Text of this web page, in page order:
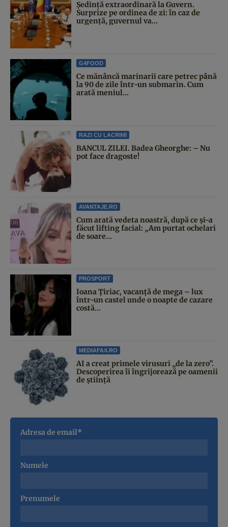
Şedinţă extraordinară la Guvern.
Surprize pe ordinea de zi: în caz de
urgență, guvernul va...
G4FOOD
Ce mănâncă marinarii care petrec până
la 90 de zile într-un submarin. Cum
arată meniul...
RAZI CU LACRIMI
BANCUL ZILEI. Badea Gheorghe: – Nu
pot face dragoste!
AVANTAJE.RO
Cum arată vedeta noastră, după ce și-a
făcut lifting facial: „Am purtat ochelari
de soare...
PROSPORT
Ioana Țiriac, vacanță de mega – lux
într-un castel unde o noapte de cazare
costă...
MEDIAFAX.RO
AI a creat primele virusuri „de la zero”.
Descoperirea îi îngrijorează pe oamenii
de știință
Adresa de email*
Numele
Prenumele